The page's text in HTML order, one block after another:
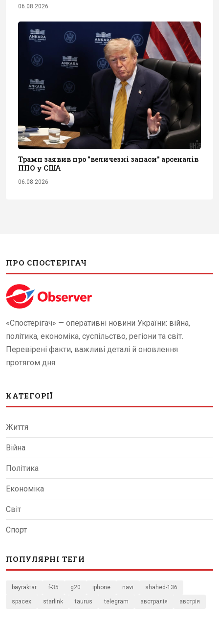
06.08.2026
Трамп заявив про "величезні запаси" арсеналів
ППО у США
06.08.2026
ПРО СПОСТЕРІГАЧ
«Спостерігач» — оперативні новини України: війна,
політика, економіка, суспільство, регіони та світ.
Перевірені факти, важливі деталі й оновлення
протягом дня.
КАТЕГОРІЇ
Життя
Війна
Політика
Економіка
Світ
Спорт
ПОПУЛЯРНІ ТЕГИ
bayraktar f-35 g20 iphone navi shahed-136
spacex starlink taurus telegram австралія австрія